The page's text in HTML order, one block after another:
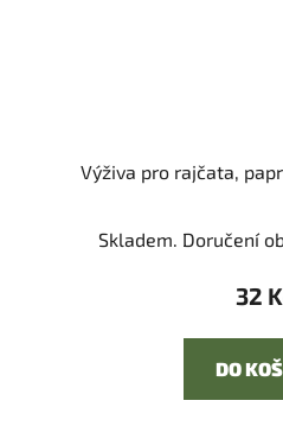
Výživa pro rajčata,
Skladem. Doručení
32
DO